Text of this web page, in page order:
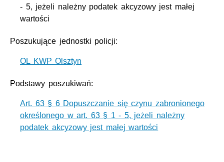
- 5, jeżeli należny podatek akcyzowy jest małej
wartości
Poszukujące jednostki policji:
OL KWP Olsztyn
Podstawy poszukiwań:
Art. 63 § 6 Dopuszczanie się czynu zabronionego
określonego w art. 63 § 1 - 5, jeżeli należny
podatek akcyzowy jest małej wartości